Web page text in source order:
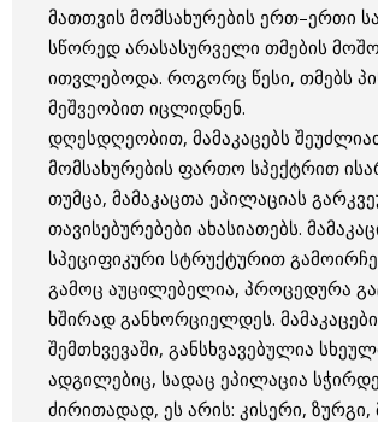
მათთვის მომსახურების ერთ–ერთი
სწორედ არასასურველი თმების
ითვლებოდა. როგორც წესი, თმებს
მეშვეობით იცლიდნენ.
დღესდღეობით, მამაკაცებს
მომსახურების ფართო სპექტრით
თუმცა, მამაკაცთა ეპილაციას
თავისებურებები ახასიათებს.
სპეციფიკური სტრუქტურით
გამოც აუცილებელია, პროცედურა
ხშირად განხორციელდეს.
შემთხვევაში, განსხვავებულია
ადგილებიც, სადაც ეპილაცია
ძირითადად, ეს არის: კისერი, ზურგი,